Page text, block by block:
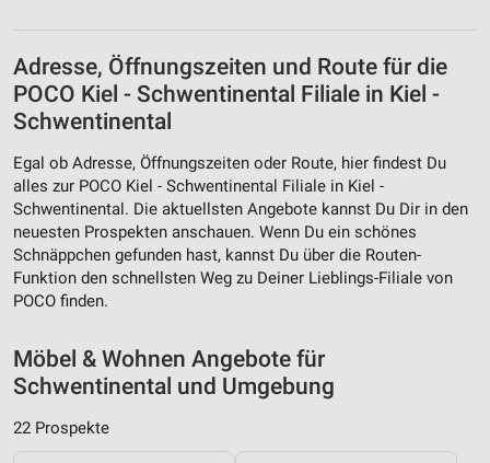
Adresse, Öffnungszeiten und Route für die
POCO Kiel - Schwentinental Filiale in Kiel -
Schwentinental
Egal ob Adresse, Öffnungszeiten oder Route, hier findest Du
alles zur POCO Kiel - Schwentinental Filiale in Kiel -
Schwentinental. Die aktuellsten Angebote kannst Du Dir in den
neuesten Prospekten anschauen. Wenn Du ein schönes
Schnäppchen gefunden hast, kannst Du über die Routen-
Funktion den schnellsten Weg zu Deiner Lieblings-Filiale von
POCO finden.
Möbel & Wohnen Angebote für
Schwentinental und Umgebung
22 Prospekte